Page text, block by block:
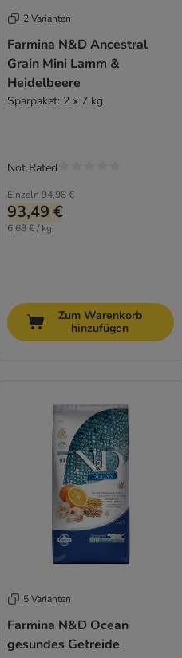
2 Varianten
Farmina N&D Ancestral
Grain Mini Lamm &
Heidelbeere
Sparpaket: 2 x 7 kg
Einzeln 94,98 €
93,49 €
6,68 € / kg
Not Rated
Zum Warenkorb
hinzufügen
5 Varianten
Farmina N&D Ocean
gesundes Getreide